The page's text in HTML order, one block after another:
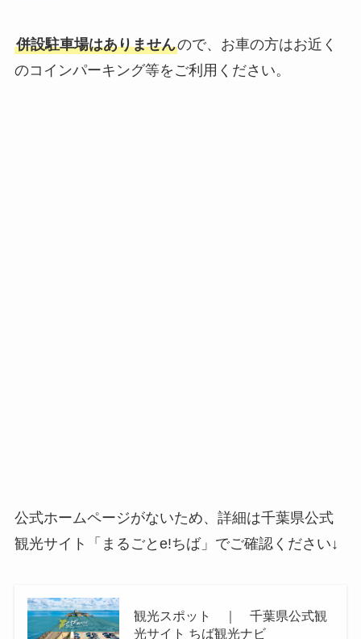
併設駐車場はありませんので、お車の方はお近く
のコインパーキング等をご利用ください。
公式ホームページがないため、詳細は千葉県公式
観光サイト「まるごとe!ちば」でご確認ください↓
観光スポット ｜ 千葉県公式観
光サイト ちば観光ナビ